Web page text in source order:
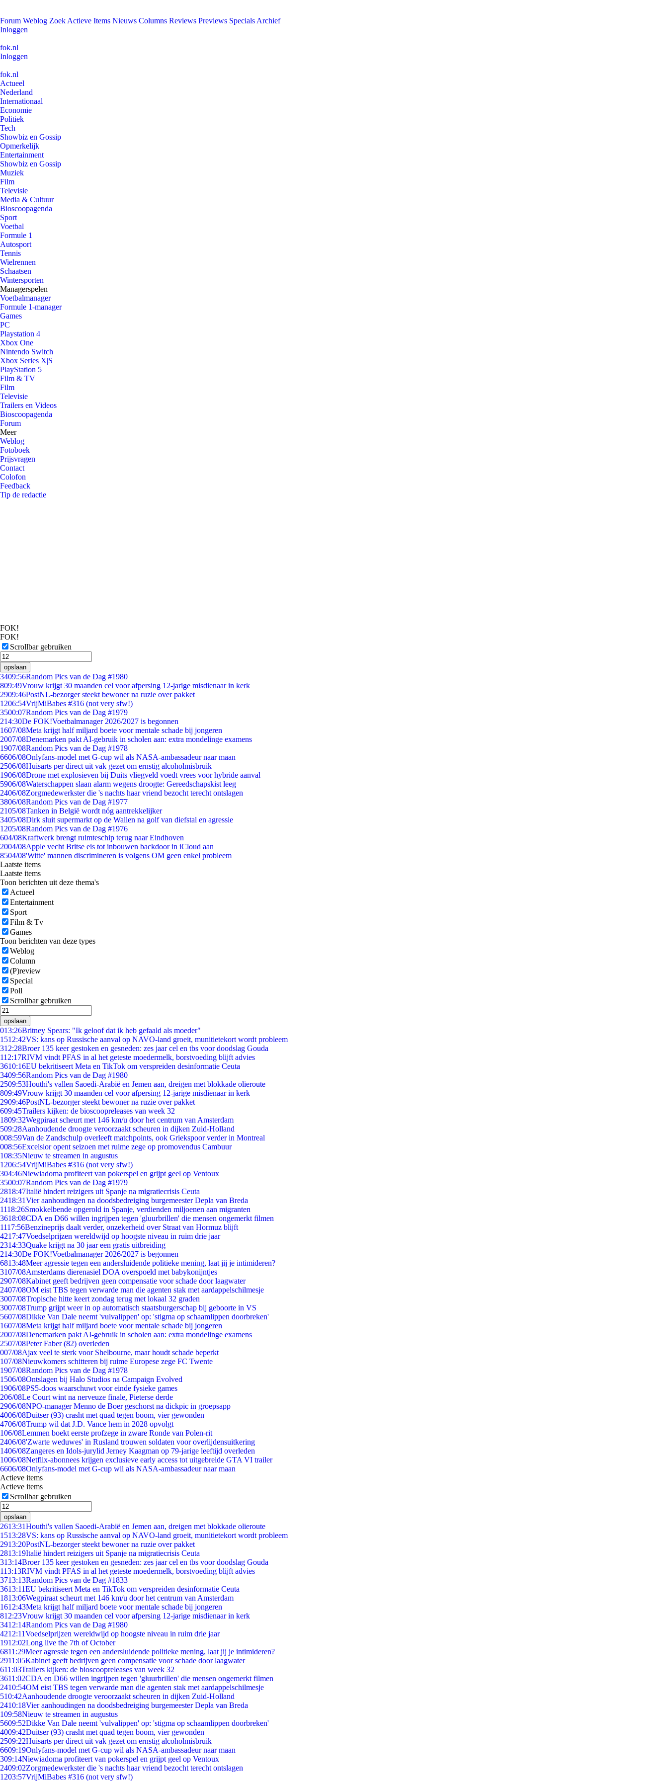
Forum Weblog Zoek Actieve Items Nieuws Columns Reviews Previews Specials Archief
Inloggen
fok.nl
Inloggen
fok.nl
Actueel
Nederland
Internationaal
Economie
Politiek
Tech
Showbiz en Gossip
Opmerkelijk
Entertainment
Showbiz en Gossip
Muziek
Film
Televisie
Media & Cultuur
Bioscoopagenda
Sport
Voetbal
Formule 1
Autosport
Tennis
Wielrennen
Schaatsen
Wintersporten
Managerspelen
Voetbalmanager
Formule 1-manager
Games
PC
Playstation 4
Xbox One
Nintendo Switch
Xbox Series X|S
PlayStation 5
Film & TV
Film
Televisie
Trailers en Videos
Bioscoopagenda
Forum
Meer
Weblog
Fotoboek
Prijsvragen
Contact
Colofon
Feedback
Tip de redactie
FOK!
FOK!
Scrollbar gebruiken
opslaan
3409:56Random Pics van de Dag #1980
809:49Vrouw krijgt 30 maanden cel voor afpersing 12-jarige misdienaar in kerk
2909:46PostNL-bezorger steekt bewoner na ruzie over pakket
1206:54VrijMiBabes #316 (not very sfw!)
3500:07Random Pics van de Dag #1979
214:30De FOK!Voetbalmanager 2026/2027 is begonnen
1607/08Meta krijgt half miljard boete voor mentale schade bij jongeren
2007/08Denemarken pakt AI-gebruik in scholen aan: extra mondelinge examens
1907/08Random Pics van de Dag #1978
6606/08Onlyfans-model met G-cup wil als NASA-ambassadeur naar maan
2506/08Huisarts per direct uit vak gezet om ernstig alcoholmisbruik
1906/08Drone met explosieven bij Duits vliegveld voedt vrees voor hybride aanval
5906/08Waterschappen slaan alarm wegens droogte: Gereedschapskist leeg
2406/08Zorgmedewerkster die 's nachts haar vriend bezocht terecht ontslagen
3806/08Random Pics van de Dag #1977
2105/08Tanken in België wordt nóg aantrekkelijker
3405/08Dirk sluit supermarkt op de Wallen na golf van diefstal en agressie
1205/08Random Pics van de Dag #1976
604/08Kraftwerk brengt ruimteschip terug naar Eindhoven
2004/08Apple vecht Britse eis tot inbouwen backdoor in iCloud aan
8504/08'Witte' mannen discrimineren is volgens OM geen enkel probleem
Laatste items
Laatste items
Toon berichten uit deze thema's
Actueel
Entertainment
Sport
Film & Tv
Games
Toon berichten van deze types
Weblog
Column
(P)review
Special
Poll
Scrollbar gebruiken
opslaan
013:26Britney Spears: "Ik geloof dat ik heb gefaald als moeder"
1512:42VS: kans op Russische aanval op NAVO-land groeit, munitietekort wordt probleem
312:28Broer 135 keer gestoken en gesneden: zes jaar cel en tbs voor doodslag Gouda
112:17RIVM vindt PFAS in al het geteste moedermelk, borstvoeding blijft advies
3610:16EU bekritiseert Meta en TikTok om verspreiden desinformatie Ceuta
3409:56Random Pics van de Dag #1980
2509:53Houthi's vallen Saoedi-Arabië en Jemen aan, dreigen met blokkade olieroute
809:49Vrouw krijgt 30 maanden cel voor afpersing 12-jarige misdienaar in kerk
2909:46PostNL-bezorger steekt bewoner na ruzie over pakket
609:45Trailers kijken: de bioscoopreleases van week 32
1809:32Wegpiraat scheurt met 146 km/u door het centrum van Amsterdam
509:28Aanhoudende droogte veroorzaakt scheuren in dijken Zuid-Holland
008:59Van de Zandschulp overleeft matchpoints, ook Griekspoor verder in Montreal
008:56Excelsior opent seizoen met ruime zege op promovendus Cambuur
108:35Nieuw te streamen in augustus
1206:54VrijMiBabes #316 (not very sfw!)
304:46Niewiadoma profiteert van pokerspel en grijpt geel op Ventoux
3500:07Random Pics van de Dag #1979
2818:47Italië hindert reizigers uit Spanje na migratiecrisis Ceuta
2418:31Vier aanhoudingen na doodsbedreiging burgemeester Depla van Breda
1118:26Smokkelbende opgerold in Spanje, verdienden miljoenen aan migranten
3618:08CDA en D66 willen ingrijpen tegen 'gluurbrillen' die mensen ongemerkt filmen
1117:56Benzineprijs daalt verder, onzekerheid over Straat van Hormuz blijft
4217:47Voedselprijzen wereldwijd op hoogste niveau in ruim drie jaar
2314:33Quake krijgt na 30 jaar een gratis uitbreiding
214:30De FOK!Voetbalmanager 2026/2027 is begonnen
6813:48Meer agressie tegen een andersluidende politieke mening, laat jij je intimideren?
3107/08Amsterdams dierenasiel DOA overspoeld met babykonijntjes
2907/08Kabinet geeft bedrijven geen compensatie voor schade door laagwater
2407/08OM eist TBS tegen verwarde man die agenten stak met aardappelschilmesje
3007/08Tropische hitte keert zondag terug met lokaal 32 graden
3007/08Trump grijpt weer in op automatisch staatsburgerschap bij geboorte in VS
5607/08Dikke Van Dale neemt 'vulvalippen' op: 'stigma op schaamlippen doorbreken'
1607/08Meta krijgt half miljard boete voor mentale schade bij jongeren
2007/08Denemarken pakt AI-gebruik in scholen aan: extra mondelinge examens
2507/08Peter Faber (82) overleden
007/08Ajax veel te sterk voor Shelbourne, maar houdt schade beperkt
107/08Nieuwkomers schitteren bij ruime Europese zege FC Twente
1907/08Random Pics van de Dag #1978
1506/08Ontslagen bij Halo Studios na Campaign Evolved
1906/08PS5-doos waarschuwt voor einde fysieke games
206/08Le Court wint na nerveuze finale, Pieterse derde
2906/08NPO-manager Menno de Boer geschorst na dickpic in groepsapp
4006/08Duitser (93) crasht met quad tegen boom, vier gewonden
4706/08Trump wil dat J.D. Vance hem in 2028 opvolgt
106/08Lemmen boekt eerste profzege in zware Ronde van Polen-rit
2406/08'Zwarte weduwes' in Rusland trouwen soldaten voor overlijdensuitkering
1406/08Zangeres en Idols-jurylid Jerney Kaagman op 79-jarige leeftijd overleden
1006/08Netflix-abonnees krijgen exclusieve early access tot uitgebreide GTA VI trailer
6606/08Onlyfans-model met G-cup wil als NASA-ambassadeur naar maan
Actieve items
Actieve items
Scrollbar gebruiken
opslaan
2613:31Houthi's vallen Saoedi-Arabië en Jemen aan, dreigen met blokkade olieroute
1513:28VS: kans op Russische aanval op NAVO-land groeit, munitietekort wordt probleem
2913:20PostNL-bezorger steekt bewoner na ruzie over pakket
2813:19Italië hindert reizigers uit Spanje na migratiecrisis Ceuta
313:14Broer 135 keer gestoken en gesneden: zes jaar cel en tbs voor doodslag Gouda
113:13RIVM vindt PFAS in al het geteste moedermelk, borstvoeding blijft advies
3713:13Random Pics van de Dag #1833
3613:11EU bekritiseert Meta en TikTok om verspreiden desinformatie Ceuta
1813:06Wegpiraat scheurt met 146 km/u door het centrum van Amsterdam
1612:43Meta krijgt half miljard boete voor mentale schade bij jongeren
812:23Vrouw krijgt 30 maanden cel voor afpersing 12-jarige misdienaar in kerk
3412:14Random Pics van de Dag #1980
4212:11Voedselprijzen wereldwijd op hoogste niveau in ruim drie jaar
1912:02Long live the 7th of October
6811:29Meer agressie tegen een andersluidende politieke mening, laat jij je intimideren?
2911:05Kabinet geeft bedrijven geen compensatie voor schade door laagwater
611:03Trailers kijken: de bioscoopreleases van week 32
3611:02CDA en D66 willen ingrijpen tegen 'gluurbrillen' die mensen ongemerkt filmen
2410:54OM eist TBS tegen verwarde man die agenten stak met aardappelschilmesje
510:42Aanhoudende droogte veroorzaakt scheuren in dijken Zuid-Holland
2410:18Vier aanhoudingen na doodsbedreiging burgemeester Depla van Breda
109:58Nieuw te streamen in augustus
5609:52Dikke Van Dale neemt 'vulvalippen' op: 'stigma op schaamlippen doorbreken'
4009:42Duitser (93) crasht met quad tegen boom, vier gewonden
2509:22Huisarts per direct uit vak gezet om ernstig alcoholmisbruik
6609:19Onlyfans-model met G-cup wil als NASA-ambassadeur naar maan
309:14Niewiadoma profiteert van pokerspel en grijpt geel op Ventoux
2409:02Zorgmedewerkster die 's nachts haar vriend bezocht terecht ontslagen
1203:57VrijMiBabes #316 (not very sfw!)